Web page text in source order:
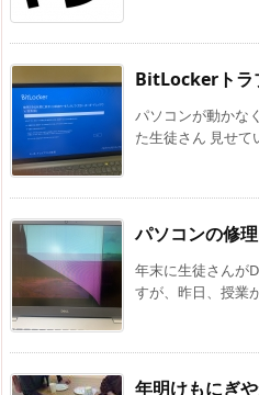
BitLockerトラ
パソコンが動かな
た生徒さん 見せて
パソコンの修
年末に生徒さんが
すが、昨日、授業
年明けもにぎ